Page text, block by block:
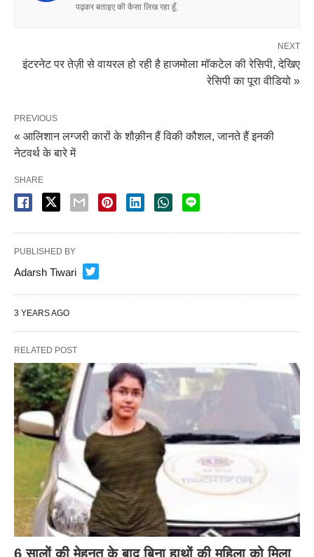
पढ़कर बताइए की कैसा लिख रहा हूँ.
NEXT
इंटरनेट पर तेज़ी से वायरल हो रही है हाजमोला मॉकटेल की रेसिपी, देखिए
रेसिपी का पूरा वीडियो »
PREVIOUS
« आलिशान लग्जरी कारों के शौक़ीन हैं विकी कौशल, जानते हैं इनकी
नेटवर्थ के बारे में
SHARE
PUBLISHED BY
Adarsh Tiwari
3 YEARS AGO
RELATED POST
6 सालों की मेहनत के बाद बिना हाथों की महिला को मिला